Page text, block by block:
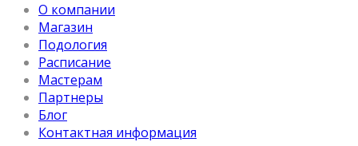
О компании
Магазин
Подология
Расписание
Мастерам
Партнеры
Блог
Контактная информация